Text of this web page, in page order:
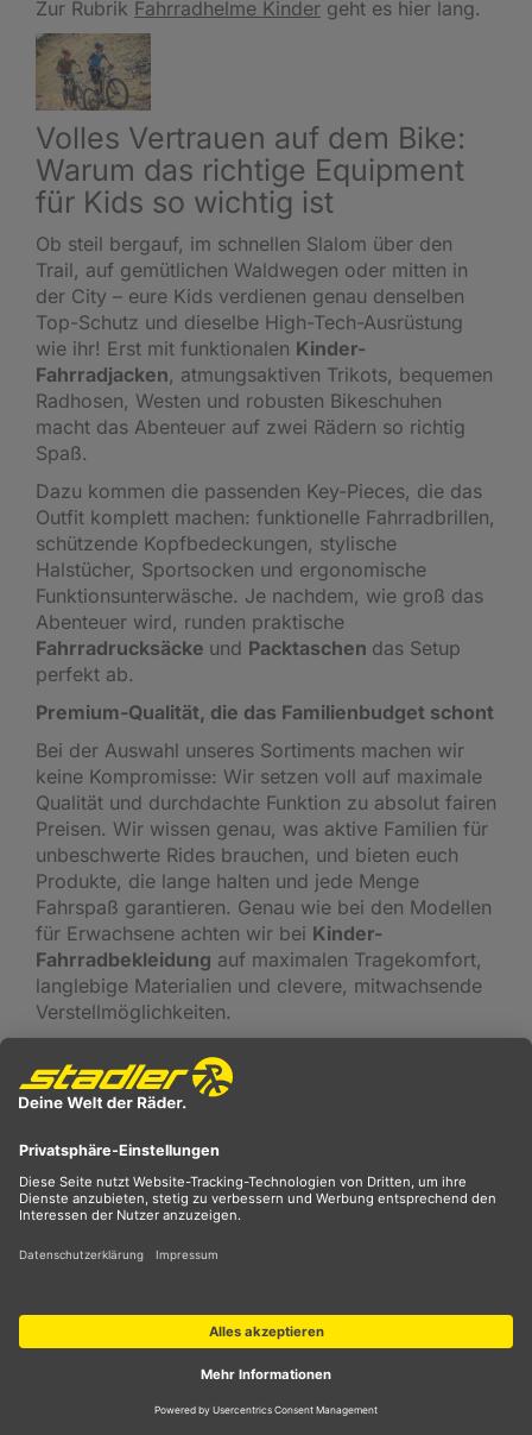
Zur Rubrik Fahrradhelme Kinder geht es hier lang.
Volles Vertrauen auf dem Bike:
Warum das richtige Equipment
für Kids so wichtig ist
Ob steil bergauf, im schnellen Slalom über den
Trail, auf gemütlichen Waldwegen oder mitten in
der City – eure Kids verdienen genau denselben
Top-Schutz und dieselbe High-Tech-Ausrüstung
wie ihr! Erst mit funktionalen Kinder-
Fahrradjacken, atmungsaktiven Trikots, bequemen
Radhosen, Westen und robusten Bikeschuhen
macht das Abenteuer auf zwei Rädern so richtig
Spaß.
Dazu kommen die passenden Key-Pieces, die das
Outfit komplett machen: funktionelle Fahrradbrillen,
schützende Kopfbedeckungen, stylische
Halstücher, Sportsocken und ergonomische
Funktionsunterwäsche. Je nachdem, wie groß das
Abenteuer wird, runden praktische
Fahrradrucksäcke und Packtaschen das Setup
perfekt ab.
Premium-Qualität, die das Familienbudget schont
Bei der Auswahl unseres Sortiments machen wir
keine Kompromisse: Wir setzen voll auf maximale
Qualität und durchdachte Funktion zu absolut fairen
Preisen. Wir wissen genau, was aktive Familien für
unbeschwerte Rides brauchen, und bieten euch
Produkte, die lange halten und jede Menge
Fahrspaß garantieren. Genau wie bei den Modellen
für Erwachsene achten wir bei Kinder-
Fahrradbekleidung auf maximalen Tragekomfort,
langlebige Materialien und clevere, mitwachsende
Verstellmöglichkeiten.
Lebenslage auf zwei Rädern
Wir von Zweirad Stadler begleiten eure Family von
den allerersten Metern auf dem Laufrad bis hin zu
den epischen Touren im Teenager-Alter und
darüber hinaus. Wir liefern euch für jede
Lebensphase das passende Bike und das perfekte
Outfit. Vertraut auf euer Material, genießt die
Ride with Style – mit Zweirad Stadler!
Häufige Fragen zu Kinder-